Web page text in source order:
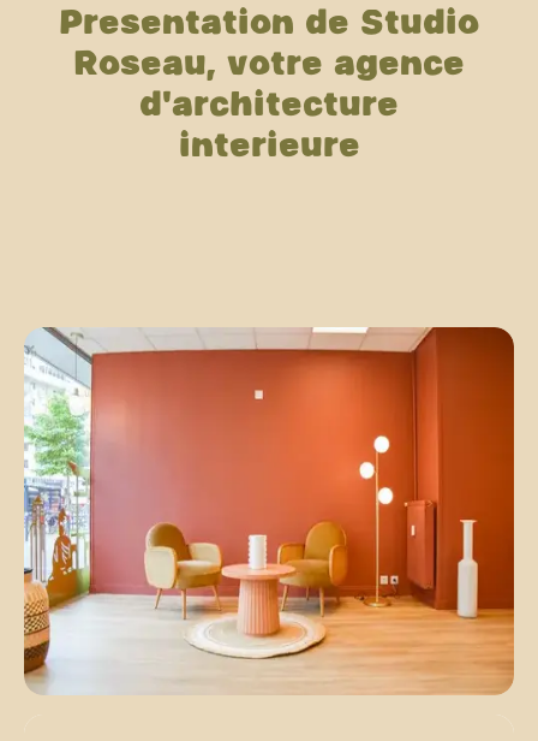
Présentation de Studio
Roseau, votre agence
d'architecture
intérieure